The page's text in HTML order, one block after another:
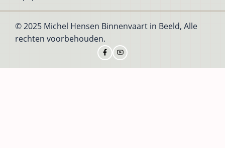
© 2025 Michel Hensen Binnenvaart in Beeld, Alle
rechten voorbehouden.